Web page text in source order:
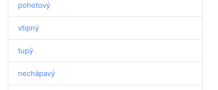
pohotový
vtipný
tupý
nechápavý